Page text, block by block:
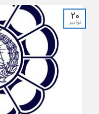
20
نوامبر